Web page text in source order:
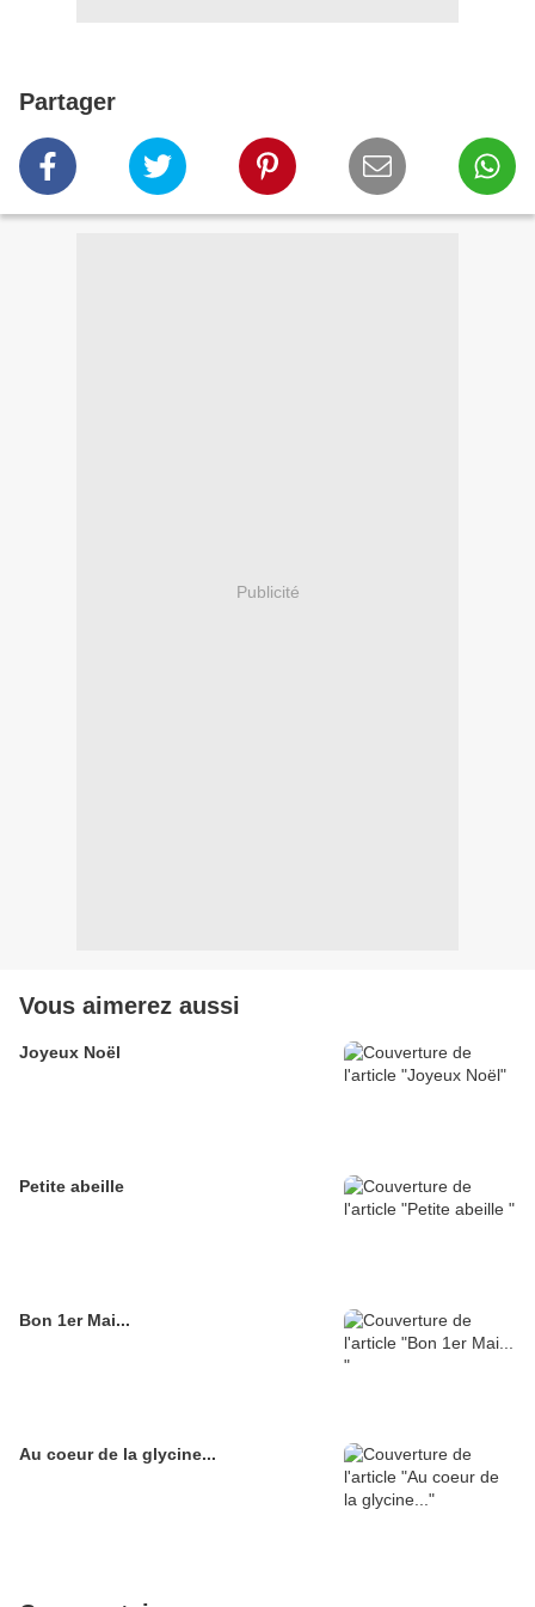
Partager
Publicité
Vous aimerez aussi
Joyeux Noël
Petite abeille
Bon 1er Mai...
Au coeur de la glycine...